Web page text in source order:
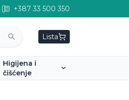
+387 33 500 350
Lista
Higijena i
čišćenje